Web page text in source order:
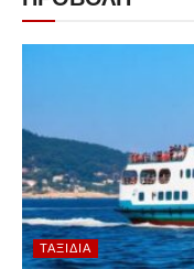
ΤΑΞΊΔΙΑ